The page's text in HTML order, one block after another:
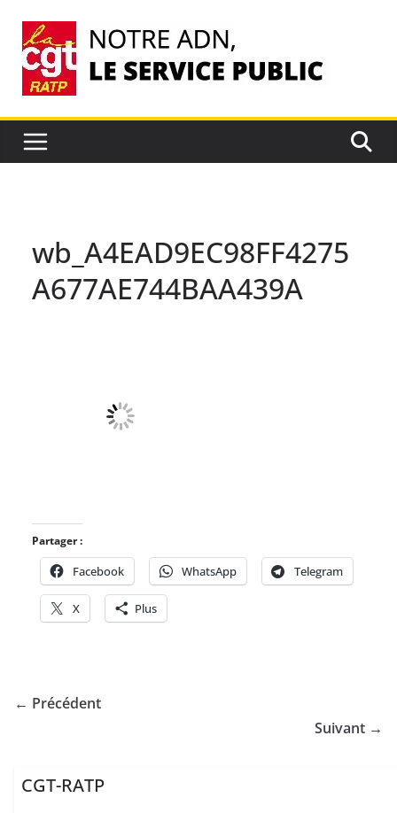
contenu
wb_A4EAD9EC98FF4275
A677AE744BAA439A
Partager :
Facebook WhatsApp Telegram
X Plus
← Précédent
Suivant →
CGT-RATP